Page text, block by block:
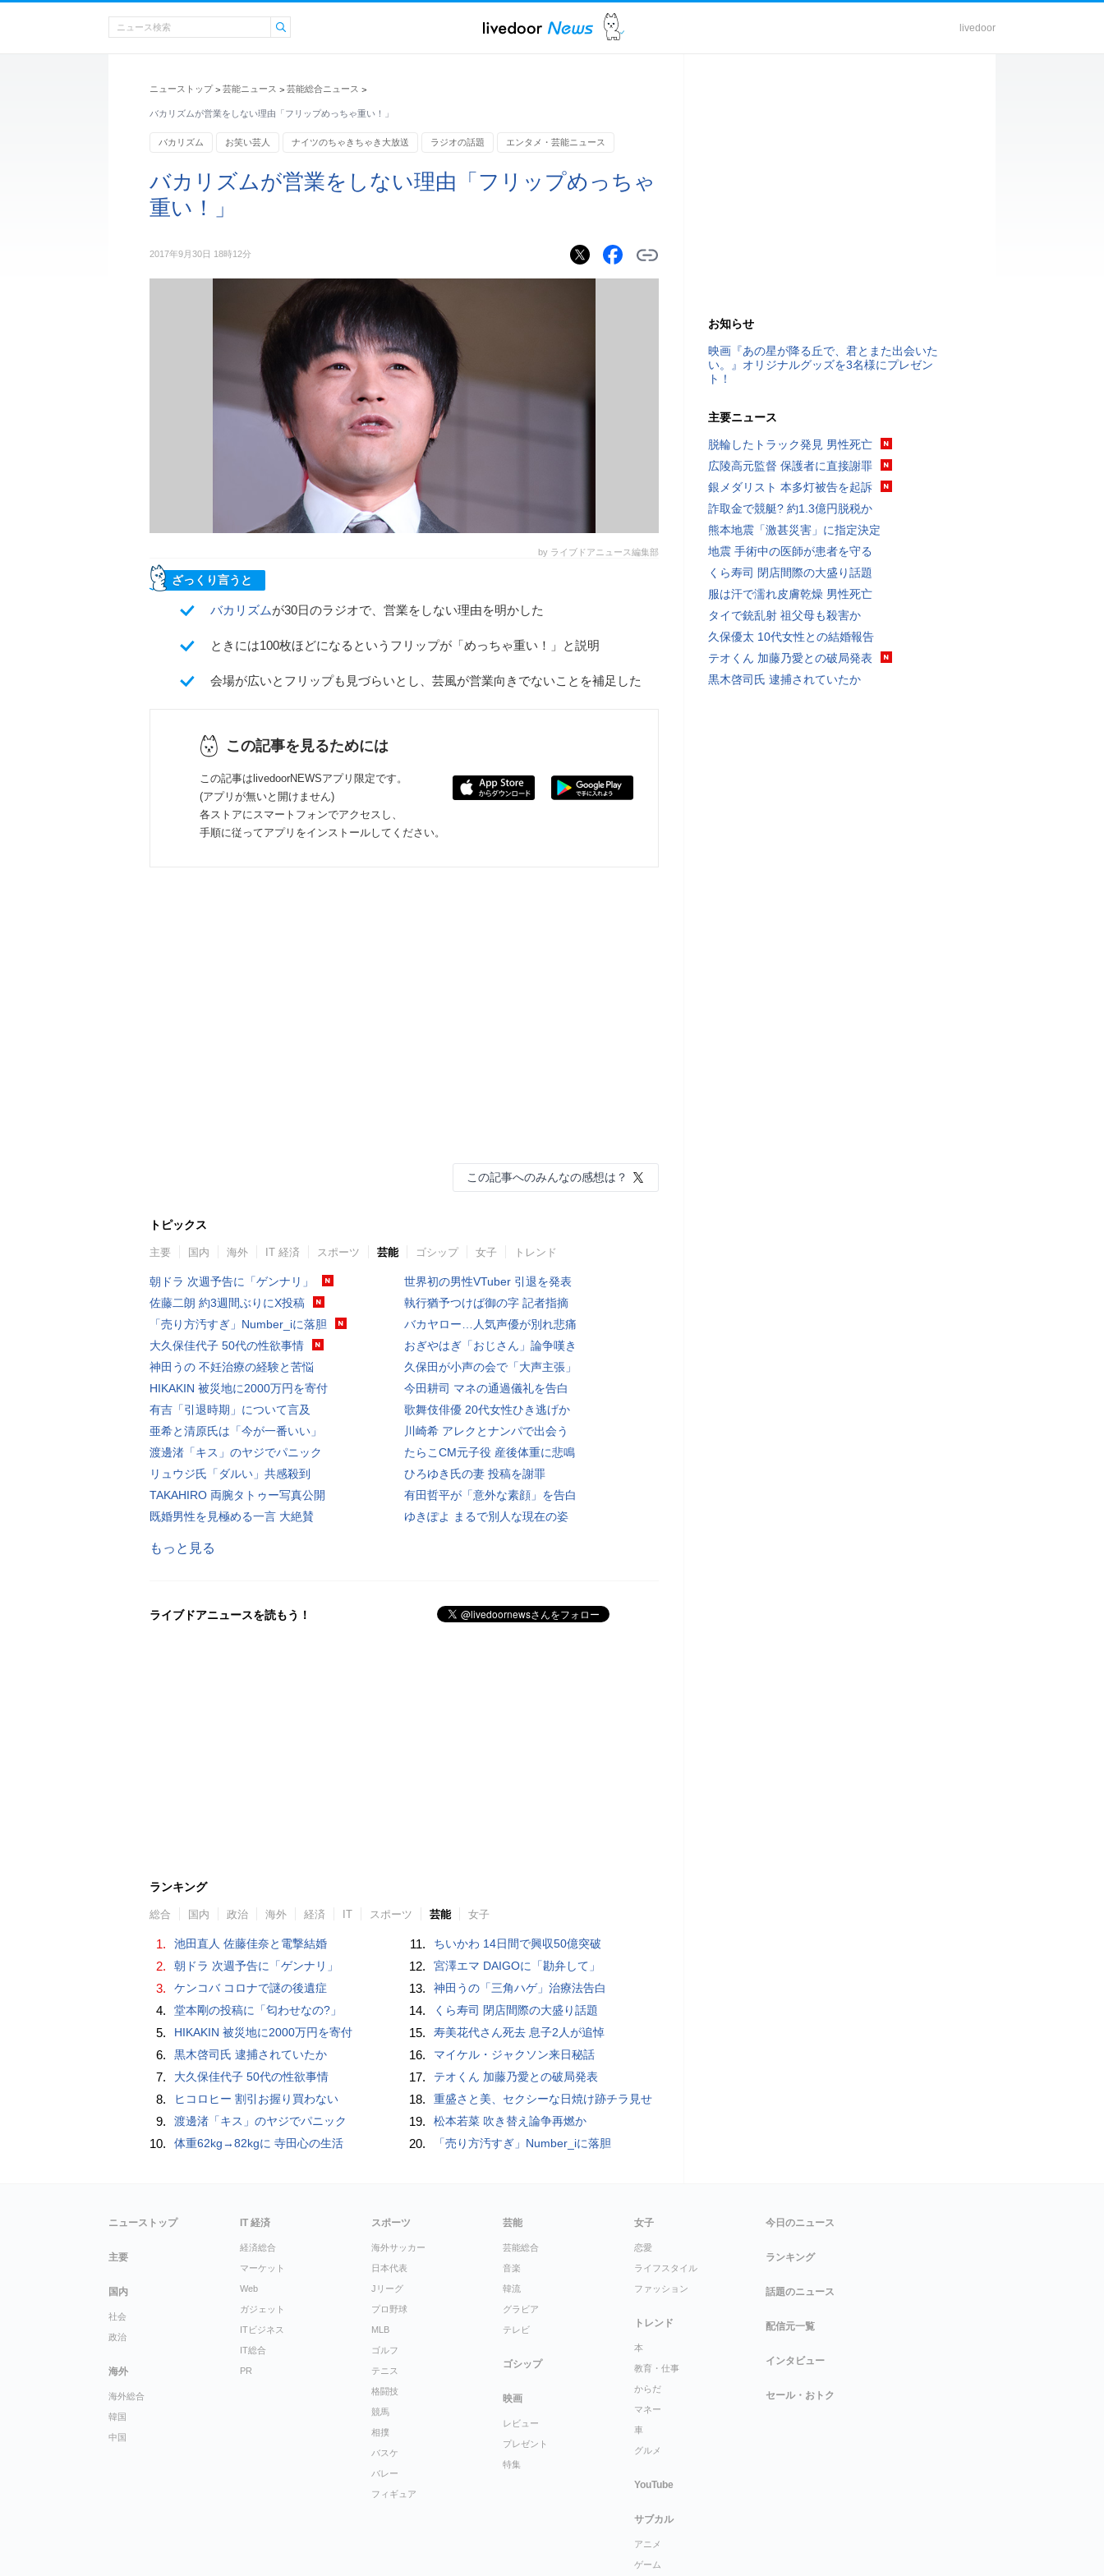
livedoor
ニューストップ > 芸能ニュース > 芸能総合ニュース >
バカリズムが営業をしない理由「フリップめっちゃ重い！」
バカリズム お笑い芸人 ナイツのちゃきちゃき大放送 ラジオの話題 エンタメ・芸能ニュース
バカリズムが営業をしない理由「フリップめっちゃ
重い！」
2017年9月30日 18時12分
by ライブドアニュース編集部
ざっくり言うと
バカリズムが30日のラジオで、営業をしない理由を明かした
ときには100枚ほどになるというフリップが「めっちゃ重い！」と説明
会場が広いとフリップも見づらいとし、芸風が営業向きでないことを補足した
この記事を見るためには
この記事はlivedoorNEWSアプリ限定です。
(アプリが無いと開けません)
各ストアにスマートフォンでアクセスし、
手順に従ってアプリをインストールしてください。
この記事へのみんなの感想は？
トピックス
主要 国内 海外 IT 経済 スポーツ 芸能 ゴシップ 女子 トレンド
朝ドラ 次週予告に「ゲンナリ」
佐藤二朗 約3週間ぶりにX投稿
「売り方汚すぎ」Number_iに落胆
大久保佳代子 50代の性欲事情
神田うの 不妊治療の経験と苦悩
HIKAKIN 被災地に2000万円を寄付
有吉「引退時期」について言及
亜希と清原氏は「今が一番いい」
渡邊渚「キス」のヤジでパニック
リュウジ氏「ダルい」共感殺到
TAKAHIRO 両腕タトゥー写真公開
既婚男性を見極める一言 大絶賛
世界初の男性VTuber 引退を発表
執行猶予つけば御の字 記者指摘
バカヤロー…人気声優が別れ悲痛
おぎやはぎ「おじさん」論争嘆き
久保田が小声の会で「大声主張」
今田耕司 マネの通過儀礼を告白
歌舞伎俳優 20代女性ひき逃げか
川崎希 アレクとナンパで出会う
たらこCM元子役 産後体重に悲鳴
ひろゆき氏の妻 投稿を謝罪
有田哲平が「意外な素顔」を告白
ゆきぽよ まるで別人な現在の姿
もっと見る
ライブドアニュースを読もう！
ランキング
総合 国内 政治 海外 経済 IT スポーツ 芸能 女子
1. 池田直人 佐藤佳奈と電撃結婚
2. 朝ドラ 次週予告に「ゲンナリ」
3. ケンコバ コロナで謎の後遺症
4. 堂本剛の投稿に「匂わせなの?」
5. HIKAKIN 被災地に2000万円を寄付
6. 黒木啓司氏 逮捕されていたか
7. 大久保佳代子 50代の性欲事情
8. ヒコロヒー 割引お握り買わない
9. 渡邊渚「キス」のヤジでパニック
10. 体重62kg→82kgに 寺田心の生活
11. ちいかわ 14日間で興収50億突破
12. 宮澤エマ DAIGOに「勘弁して」
13. 神田うの「三角ハゲ」治療法告白
14. くら寿司 閉店間際の大盛り話題
15. 寿美花代さん死去 息子2人が追悼
16. マイケル・ジャクソン来日秘話
17. テオくん 加藤乃愛との破局発表
18. 重盛さと美、セクシーな日焼け跡チラ見せ
19. 松本若菜 吹き替え論争再燃か
20. 「売り方汚すぎ」Number_iに落胆
お知らせ
映画『あの星が降る丘で、君とまた出会いた
い。』オリジナルグッズを3名様にプレゼン
ト！
主要ニュース
脱輪したトラック発見 男性死亡
広陵高元監督 保護者に直接謝罪
銀メダリスト 本多灯被告を起訴
詐取金で競艇? 約1.3億円脱税か
熊本地震「激甚災害」に指定決定
地震 手術中の医師が患者を守る
くら寿司 閉店間際の大盛り話題
服は汗で濡れ皮膚乾燥 男性死亡
タイで銃乱射 祖父母も殺害か
久保優太 10代女性との結婚報告
テオくん 加藤乃愛との破局発表
黒木啓司氏 逮捕されていたか
ニューストップ
主要
国内
社会
政治
海外
海外総合
韓国
中国
IT 経済
経済総合
マーケット
Web
ガジェット
ITビジネス
IT総合
PR
スポーツ
海外サッカー
日本代表
Jリーグ
プロ野球
MLB
ゴルフ
テニス
格闘技
競馬
相撲
バスケ
バレー
フィギュア
芸能
芸能総合
音楽
韓流
グラビア
テレビ
ゴシップ
映画
レビュー
プレゼント
特集
女子
恋愛
ライフスタイル
ファッション
トレンド
本
教育・仕事
からだ
マネー
車
グルメ
YouTube
サブカル
アニメ
ゲーム
今日のニュース
ランキング
話題のニュース
配信元一覧
インタビュー
セール・おトク